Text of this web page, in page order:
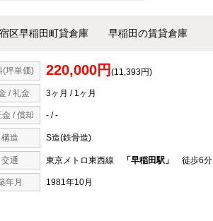
区早稲田町貸倉庫 早稲田の賃貸倉庫
(坪単価) 220,000円 (11,393円)
/ 礼金 3ヶ月 / 1ヶ月
/ 償却 - / -
構造 S造(鉄骨造)
交通 東京メトロ東西線 「早稲田駅」 徒歩6分
年月 1981年10月